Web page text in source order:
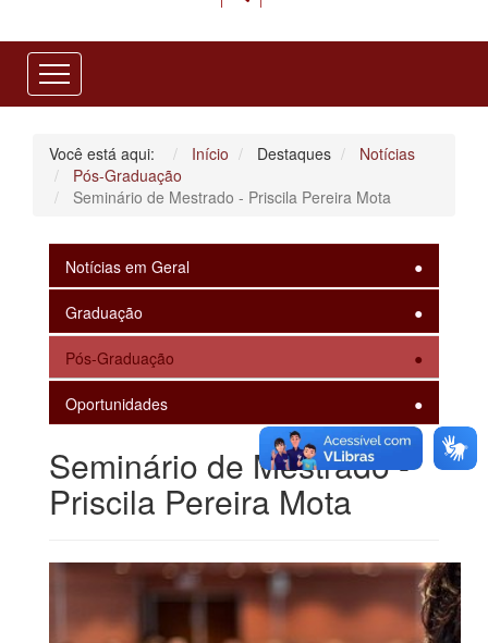
Você está aqui: Início Destaques
Notícias
Pós-Graduação
Seminário de Mestrado - Priscila Pereira Mota
Notícias em Geral
Graduação
Pós-Graduação
Oportunidades
Seminário de Mestrado -
Priscila Pereira Mota